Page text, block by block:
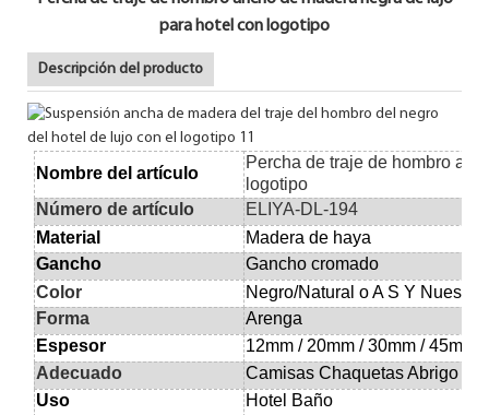
para hotel con logotipo
Descripción del producto
Nombre del artículo
Percha de traje de hombro
logotipo
Número de artículo
ELIYA-DL-194
Material
Madera de haya
Gancho
Gancho cromado
Color
Negro/Natural oASY Nuestro
Forma
Arenga
Espesor
12mm / 20mm / 30mm / 45mm
Adecuado
Camisas Chaquetas Abrigo
Uso
Hotel Baño